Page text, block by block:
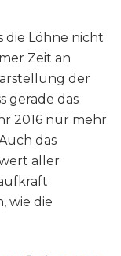
die Löhne nicht
Zeit an
der
gerade das
2016 nur mehr
das
aller
wie die